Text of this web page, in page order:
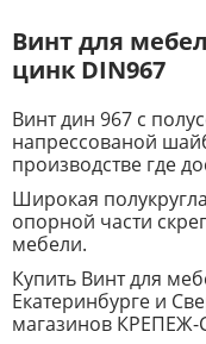
Винт для
цинк DIN967
Винт дин 967 с
напрессованой
производстве где
Широкая
опорной части
мебели.
Купить Винт для
Екатеринбурге и
магазинов